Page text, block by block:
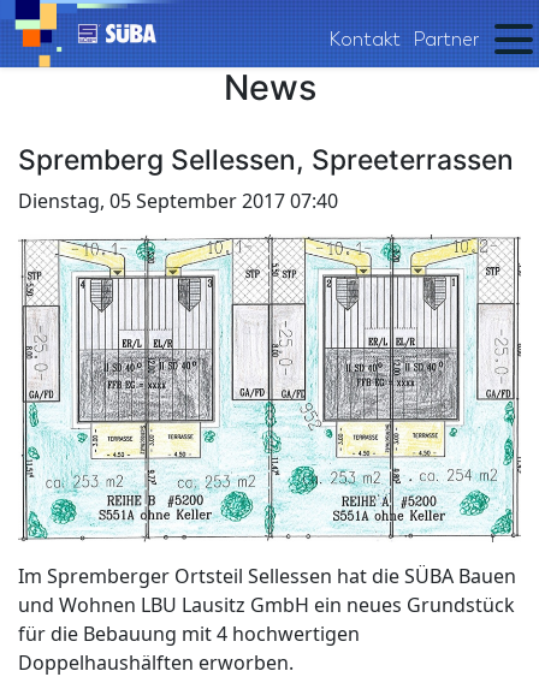
Kontakt Partner
News
Spremberg Sellessen, Spreeterrassen
Dienstag, 05 September 2017 07:40
Im Spremberger Ortsteil Sellessen hat die SÜBA Bauen
und Wohnen LBU Lausitz GmbH ein neues Grundstück
für die Bebauung mit 4 hochwertigen
Doppelhaushälften erworben.